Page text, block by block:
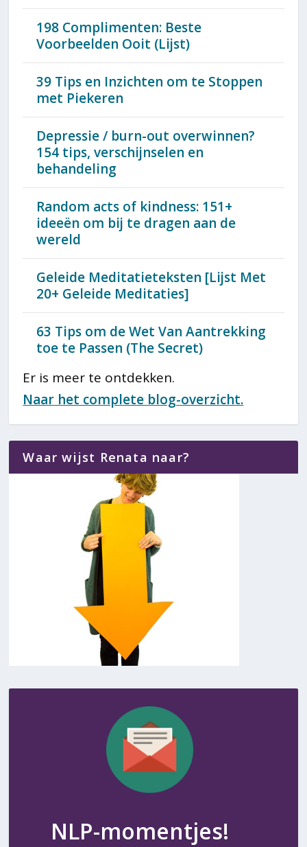
198 Complimenten: Beste
Voorbeelden Ooit (Lijst)
39 Tips en Inzichten om te Stoppen
met Piekeren
Depressie / burn-out overwinnen?
154 tips, verschijnselen en
behandeling
Random acts of kindness: 151+
ideeën om bij te dragen aan de
wereld
Geleide Meditatieteksten [Lijst Met
20+ Geleide Meditaties]
63 Tips om de Wet Van Aantrekking
toe te Passen (The Secret)
Er is meer te ontdekken.
Naar het complete blog-overzicht.
Waar wijst Renata naar?
NLP-momentjes!